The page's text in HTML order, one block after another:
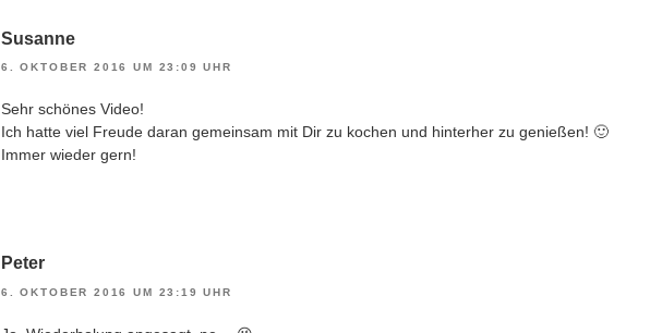
Susanne
6. OKTOBER 2016 UM 23:09 UHR
Sehr schönes Video!
Ich hatte viel Freude daran gemeinsam mit Dir zu kochen und hinterher zu genießen! 🙂
Immer wieder gern!
Peter
6. OKTOBER 2016 UM 23:19 UHR